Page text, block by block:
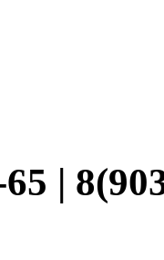
|